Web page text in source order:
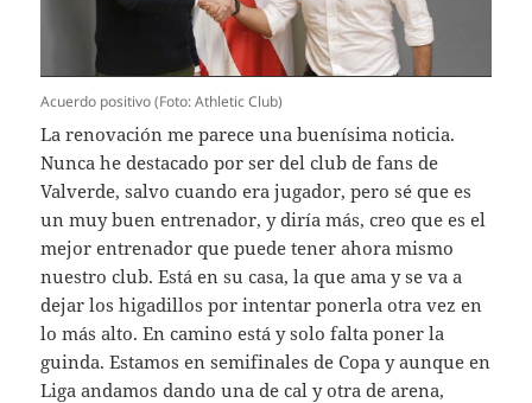
Acuerdo positivo (Foto: Athletic Club)
La renovación me parece una buenísima noticia.
Nunca he destacado por ser del club de fans de
Valverde, salvo cuando era jugador, pero sé que es
un muy buen entrenador, y diría más, creo que es el
mejor entrenador que puede tener ahora mismo
nuestro club. Está en su casa, la que ama y se va a
dejar los higadillos por intentar ponerla otra vez en
lo más alto. En camino está y solo falta poner la
guinda. Estamos en semifinales de Copa y aunque en
Liga andamos dando una de cal y otra de arena,